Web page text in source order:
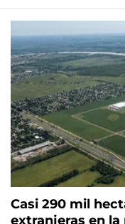
Casi 290 mil
extranjeras en